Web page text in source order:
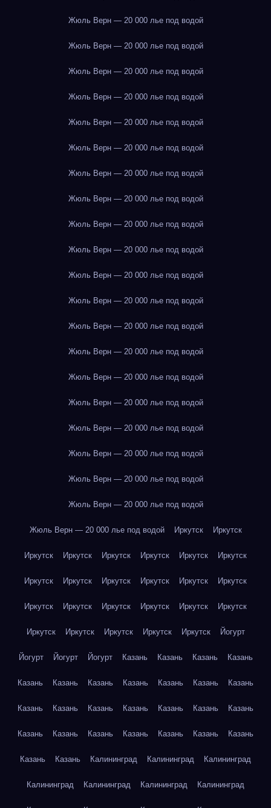
Жюль Верн — 20 000 лье под водой
Жюль Верн — 20 000 лье под водой
Жюль Верн — 20 000 лье под водой
Жюль Верн — 20 000 лье под водой
Жюль Верн — 20 000 лье под водой
Жюль Верн — 20 000 лье под водой
Жюль Верн — 20 000 лье под водой
Жюль Верн — 20 000 лье под водой
Жюль Верн — 20 000 лье под водой
Жюль Верн — 20 000 лье под водой
Жюль Верн — 20 000 лье под водой
Жюль Верн — 20 000 лье под водой
Жюль Верн — 20 000 лье под водой
Жюль Верн — 20 000 лье под водой
Жюль Верн — 20 000 лье под водой
Жюль Верн — 20 000 лье под водой
Жюль Верн — 20 000 лье под водой
Жюль Верн — 20 000 лье под водой
Жюль Верн — 20 000 лье под водой
Жюль Верн — 20 000 лье под водой
Жюль Верн — 20 000 лье под водой Иркутск Иркутск
Иркутск Иркутск Иркутск Иркутск Иркутск Иркутск
Иркутск Иркутск Иркутск Иркутск Иркутск Иркутск
Иркутск Иркутск Иркутск Иркутск Иркутск Иркутск
Иркутск Иркутск Иркутск Иркутск Иркутск Йогурт
Йогурт Йогурт Йогурт Казань Казань Казань Казань
Казань Казань Казань Казань Казань Казань Казань
Казань Казань Казань Казань Казань Казань Казань
Казань Казань Казань Казань Казань Казань Казань
Казань Казань Калининград Калининград Калининград
Калининград Калининград Калининград Калининград